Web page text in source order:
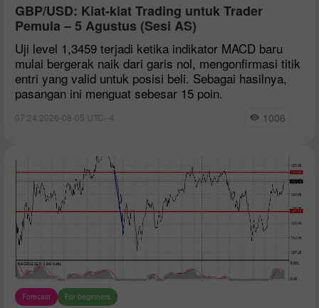
GBP/USD: Kiat-kiat Trading untuk Trader
Pemula – 5 Agustus (Sesi AS)
Uji level 1,3459 terjadi ketika indikator MACD baru
mulai bergerak naik dari garis nol, mengonfirmasi titik
entri yang valid untuk posisi beli. Sebagai hasilnya,
pasangan ini menguat sebesar 15 poin.
07:24 2026-08-05 UTC--4 1006
Forecast For beginners